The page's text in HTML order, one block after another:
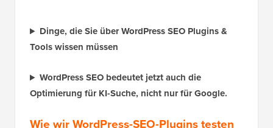
Dinge, die Sie über WordPress SEO Plugins &
Tools wissen müssen
WordPress SEO bedeutet jetzt auch die
Optimierung für KI-Suche, nicht nur für Google.
Wie wir WordPress-SEO-Plugins testen